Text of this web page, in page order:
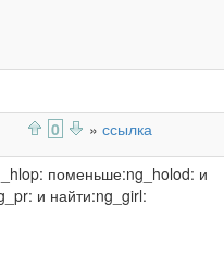
0 » ссылка
поменьше:ng_holod: и
и найти:ng_girl: